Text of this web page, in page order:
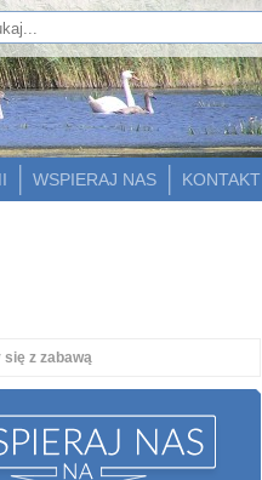
KONTAKT
WSPIERAJ NAS
się z zabawą